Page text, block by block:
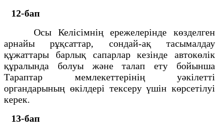
12-бап
Осы Келісімнің ережелерінде көзделген
арнайы рұқсаттар, сондай-ақ тасымалдау
құжаттары барлық сапарлар кезінде автокөлік
құралында болуы және талап ету бойынша
Тараптар мемлекеттерінің уәкілетті
органдарының өкілдері тексеру үшін көрсетілуі
керек.
13-бап